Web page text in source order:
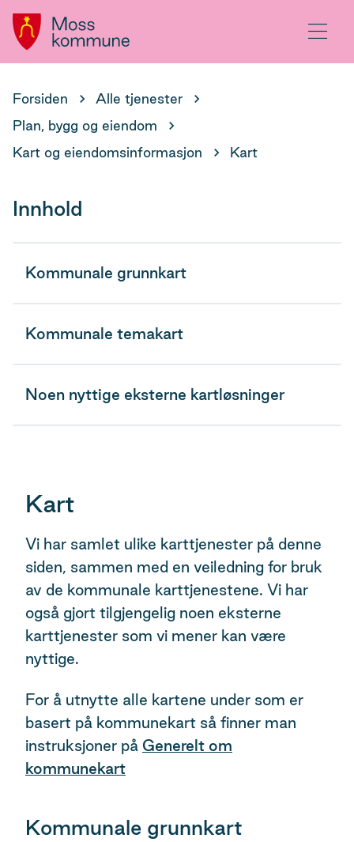
Hovedportal Meny
Du
her:
Forsiden
Alle tjenester
Plan, bygg og eiendom
Kart og eiendomsinformasjon
Kart
Innhold
Kommunale grunnkart
Kommunale temakart
Noen nyttige eksterne kartløsninger
Kart
Vi har samlet ulike karttjenester på denne
siden, sammen med en veiledning for bruk
av de kommunale karttjenestene. Vi har
også gjort tilgjengelig noen eksterne
karttjenester som vi mener kan være
nyttige.
For å utnytte alle kartene under som er
basert på kommunekart så finner man
instruksjoner på Generelt om
kommunekart
Kommunale grunnkart